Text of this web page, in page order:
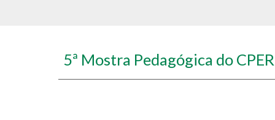
5ª Mostra Pedagógica do